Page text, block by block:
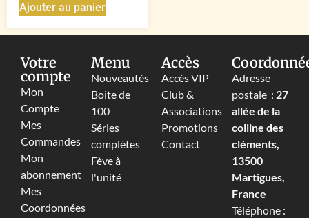
Ajouter au panier
Votre
compte
Mon
Compte
Mes
Commandes
Mon
abonnement
Mes
Coordonnées
Menu
Nouveautés
Boite de
100
Séries
complètes
Fève à
l'unité
Accès
Accès VIP
Club &
Associations
Promotions
Contact
Adresse
postale : 27
allée de la
colline des
cléments,
13500
Martigues,
France
Téléphone :